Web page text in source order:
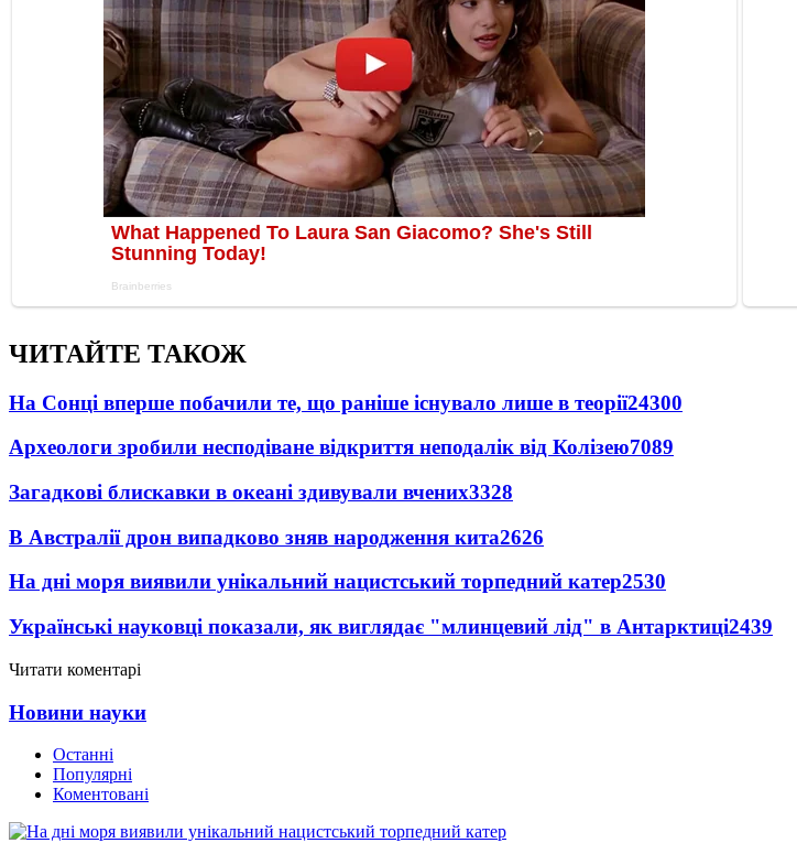
ЧИТАЙТЕ ТАКОЖ
На Сонці вперше побачили те, що раніше існувало лише в теорії24300
Археологи зробили несподіване відкриття неподалік від Колізею7089
Загадкові блискавки в океані здивували вчених3328
В Австралії дрон випадково зняв народження кита2626
На дні моря виявили унікальний нацистський торпедний катер2530
Українські науковці показали, як виглядає "млинцевий лід" в Антарктиці2439
Читати коментарі
Новини науки
Останні
Популярні
Коментовані